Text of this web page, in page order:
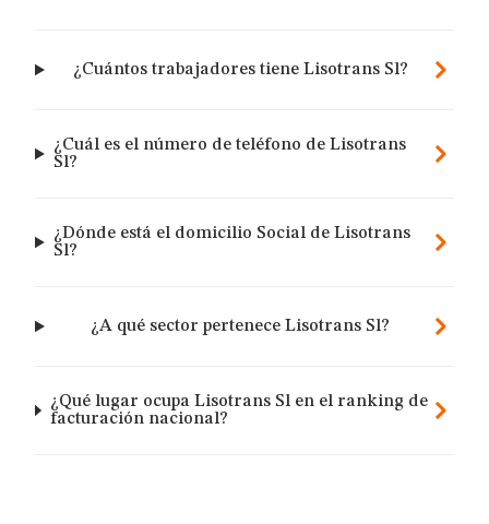
¿Cuántos trabajadores tiene Lisotrans Sl?
¿Cuál es el número de teléfono de Lisotrans
Sl?
¿Dónde está el domicilio Social de Lisotrans
Sl?
¿A qué sector pertenece Lisotrans Sl?
¿Qué lugar ocupa Lisotrans Sl en el ranking de
facturación nacional?